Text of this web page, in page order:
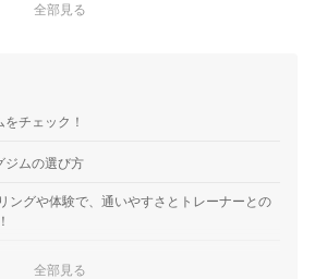
ました。運動や食事に関する小さな悩み
ーセブンホールディングス｜
ロの本格的な指導を受けられる。｜【サ
】 大宮店に通っていました。1人でトレ
えてもらえるパーソナルにしました。 正
ているか見てもらえたので、安心してト
全部見る
チェック！
ジムの選び方
ングや体験で、通いやすさとトレーナーとの
間に合わせてプランを選ぼう
全部見る